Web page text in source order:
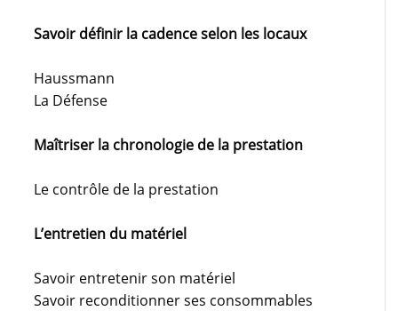
Savoir définir la cadence selon les locaux
Haussmann
La Défense
Maîtriser la chronologie de la prestation
Le contrôle de la prestation
L’entretien du matériel
Savoir entretenir son matériel
Savoir reconditionner ses consommables